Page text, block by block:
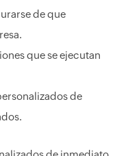
de que
que se ejecutan
de